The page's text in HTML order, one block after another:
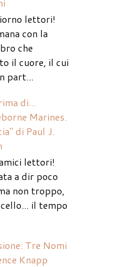
lettori!
con la
che
il cuore, il cui
part...
di...
Marines.
di Paul J.
lettori!
a dir poco
non troppo,
il tempo
Tre Nomi
Knapp